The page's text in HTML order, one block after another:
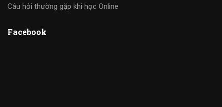
Câu hỏi thường gặp khi học Online
Facebook